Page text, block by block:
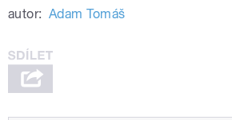
autor: Adam Tomáš